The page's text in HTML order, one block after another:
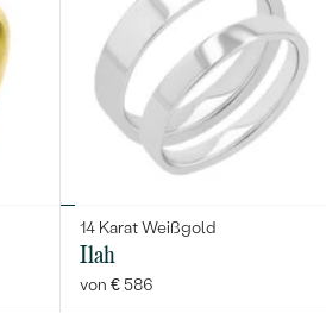
14 Karat Weißgold
Ilah
von € 586